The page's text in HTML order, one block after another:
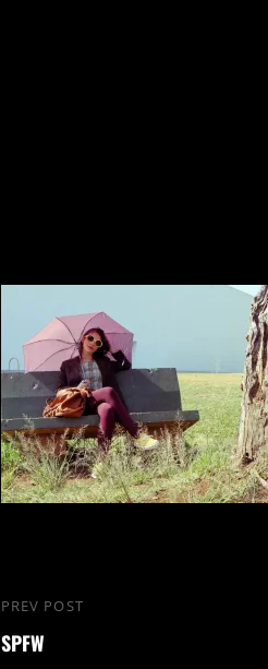
Navegação
de
Previous
Post
PREV POST
SPFW